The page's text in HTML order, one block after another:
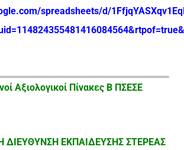
spreadsheets/d/
Αξιολογικοί Πίνακες Β ΠΣΕΣΕ
ΔΙΕΥΘΥΝΣΗ ΕΚΠΑΙΔΕΥΣΗΣ ΣΤΕΡΕΑΣ